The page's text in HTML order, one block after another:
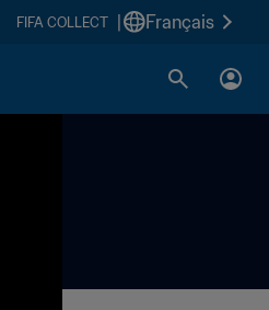
FIFA COLLECT Français